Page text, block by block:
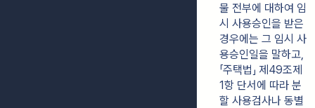
물 전부에 대하여 임
시 사용승인을 받은
경우에는 그 임시 사
용승인일을 말하고,
「주택법」 제49조제
1항 단서에 따라 분
할 사용검사나 동별